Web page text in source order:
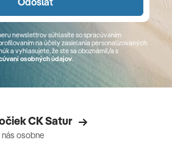
newslettrov súhlasíte so spracúvaním
na účely zasielania personalizovaných
a vyhlasujete, že ste sa oboznámil/a s
osobných údajov.
CK Satur
osobne